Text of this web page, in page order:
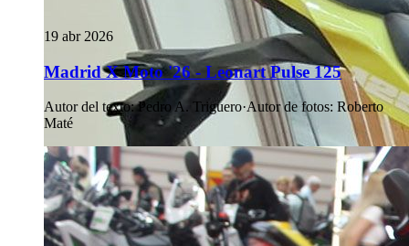
19 abr 2026
Madrid X Moto '26 - Leonart Pulse 125
Autor del texto: Pedro A. Triguero·Autor de fotos: Roberto
Maté